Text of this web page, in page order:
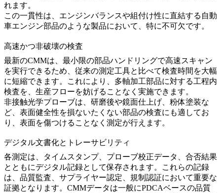
れます。
この一貫性は、エンジンバランスや組付け性に直結する自動
車エンジン部品のような製品において、特に不可欠です。
高速かつ非破壊の検査
最新のCMMは、最小限の部品ハンドリングで高速スキャン
を実行できるため、従来の測定工具と比べて検査時間を大幅
に短縮できます。これにより、 多軸加工部品に対する工程内
検査を、生産フローを妨げることなく実施できます。
非接触光学プローブは、研磨後や鏡面仕上げ 粉体塗装な
ど、表面健全性を損ないたくない部品の検査にも適してお
り、表面を傷つけることなく測定が行えます。
デジタル文書化とトレーサビリティ
各測定は、タイムスタンプ、プローブ校正データ、合否結果
とともにデジタル記録として保存されます。これらの記録
は、品質監査、サプライヤー認定、規制認証において重要な
証拠となります。CMMデータは一般にPDCAベースの品質